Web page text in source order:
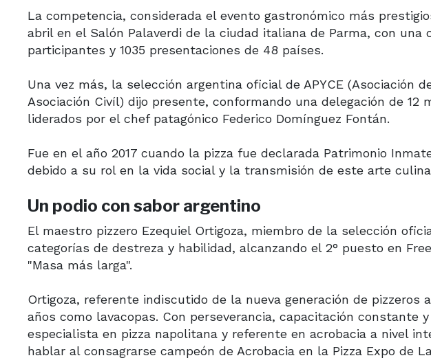
La competencia, considerada el evento gastronómico más
abril en el Salón Palaverdi de la ciudad italiana de Parma, con una
participantes y 1035 presentaciones de 48 países.
Una vez más, la selección argentina oficial de APYCE (Asociación
Asociación Civíl) dijo presente, conformando una delegación de 12
liderados por el chef patagónico Federico Domínguez Fontán.
Fue en el año 2017 cuando la pizza fue declarada Patrimonio
debido a su rol en la vida social y la transmisión de este arte
Un podio con sabor argentino
El maestro pizzero Ezequiel Ortigoza, miembro de la selección
categorías de destreza y habilidad, alcanzando el 2° puesto en
"Masa más larga".
Ortigoza, referente indiscutido de la nueva generación de pizzeros
años como lavacopas. Con perseverancia, capacitación constante
especialista en pizza napolitana y referente en acrobacia a nivel
hablar al consagrarse campeón de Acrobacia en la Pizza Expo de